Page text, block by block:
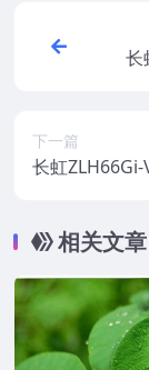
长
下一篇
长虹
相关文章